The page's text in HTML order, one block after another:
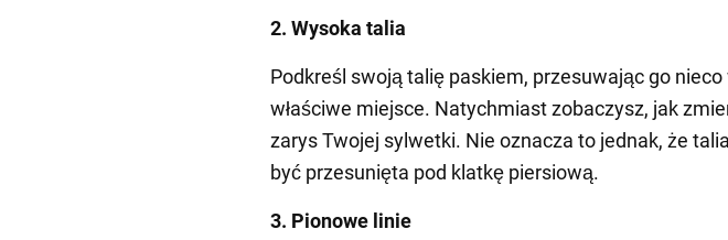
2. Wysoka talia
Podkreśl swoją talię paskiem, przesuwając go
właściwe miejsce. Natychmiast zobaczysz, jak
zarys Twojej sylwetki. Nie oznacza to jednak, że
być przesunięta pod klatkę piersiową.
3. Pionowe linie